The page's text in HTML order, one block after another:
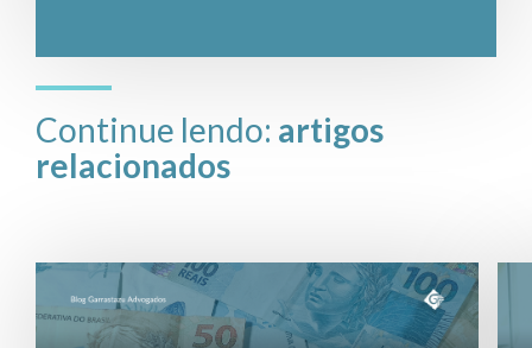
Continue lendo: artigos
relacionados